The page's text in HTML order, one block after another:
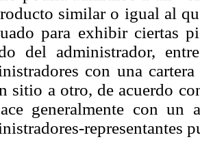
similar o igual al
para exhibir ciertas
del administrador,
con una
sitio a otro, de acuerdo
generalmente con un
representantes